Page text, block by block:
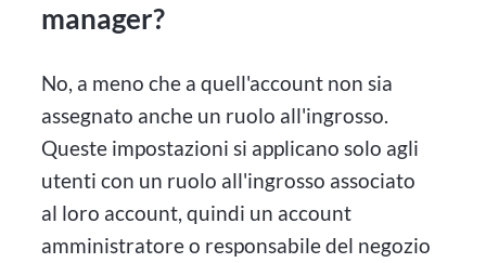
manager?
No, a meno che a quell'account non sia
assegnato anche un ruolo all'ingrosso.
Queste impostazioni si applicano solo agli
utenti con un ruolo all'ingrosso associato
al loro account, quindi un account
amministratore o responsabile del negozio